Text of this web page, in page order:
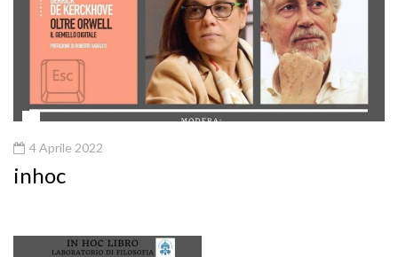
4 Aprile 2022
inhoc